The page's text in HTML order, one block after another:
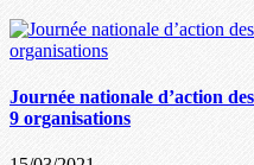
Journée nationale d’action
9 organisations